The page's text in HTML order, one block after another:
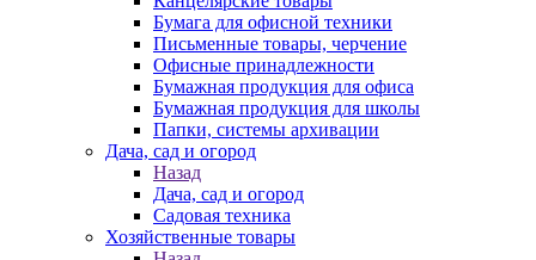
Бумага для офисной техники
Письменные товары, черчение
Офисные принадлежности
Бумажная продукция для офиса
Бумажная продукция для школы
Папки, системы архивации
Дача, сад и огород
Назад
Дача, сад и огород
Садовая техника
Хозяйственные товары